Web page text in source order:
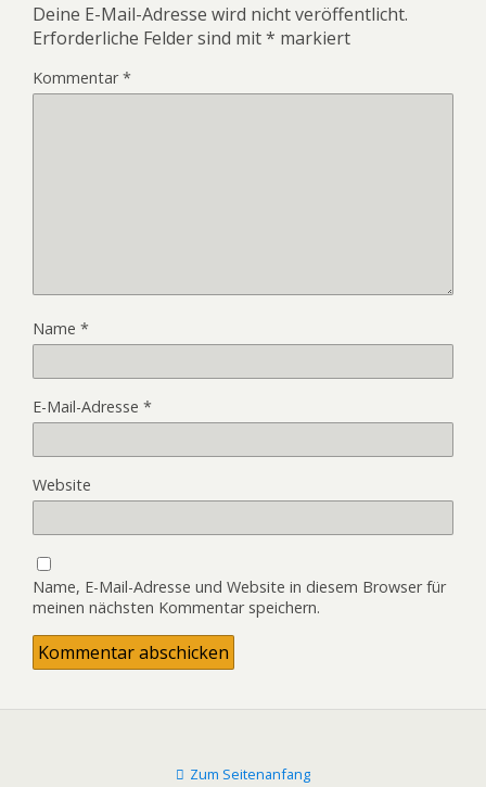
Deine E-Mail-Adresse wird nicht veröffentlicht.
Erforderliche Felder sind mit* markiert
Kommentar*
Name *
E-Mail-Adresse *
Website
Name, E-Mail-Adresse und Website in diesem Browser für
meinen nächsten Kommentar speichern.
Zum Seitenanfang